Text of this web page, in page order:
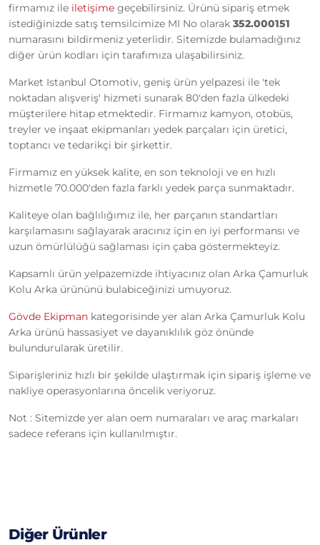
firmamız ile iletişime geçebilirsiniz. Ürünü sipariş etmek
istediğinizde satış temsilcimize MI No olarak 352.000151
numarasını bildirmeniz yeterlidir. Sitemizde bulamadığınız
diğer ürün kodları için tarafımıza ulaşabilirsiniz.
Market Istanbul Otomotiv, geniş ürün yelpazesi ile 'tek
noktadan alışveriş' hizmeti sunarak 80'den fazla ülkedeki
müşterilere hitap etmektedir. Firmamız kamyon, otobüs,
treyler ve inşaat ekipmanları yedek parçaları için üretici,
toptancı ve tedarikçi bir şirkettir.
Firmamız en yüksek kalite, en son teknoloji ve en hızlı
hizmetle 70.000'den fazla farklı yedek parça sunmaktadır.
Kaliteye olan bağlılığımız ile, her parçanın standartları
karşılamasını sağlayarak aracınız için en iyi performansı ve
uzun ömürlülüğü sağlaması için çaba göstermekteyiz.
Kapsamlı ürün yelpazemizde ihtiyacınız olan Arka Çamurluk
Kolu Arka ürününü bulabiceğinizi umuyoruz.
Gövde Ekipman kategorisinde yer alan Arka Çamurluk Kolu
Arka ürünü hassasiyet ve dayanıklılık göz önünde
bulundurularak üretilir.
Siparişleriniz hızlı bir şekilde ulaştırmak için sipariş işleme ve
nakliye operasyonlarına öncelik veriyoruz.
Not : Sitemizde yer alan oem numaraları ve araç markaları
sadece referans için kullanılmıştır.
Diğer Ürünler